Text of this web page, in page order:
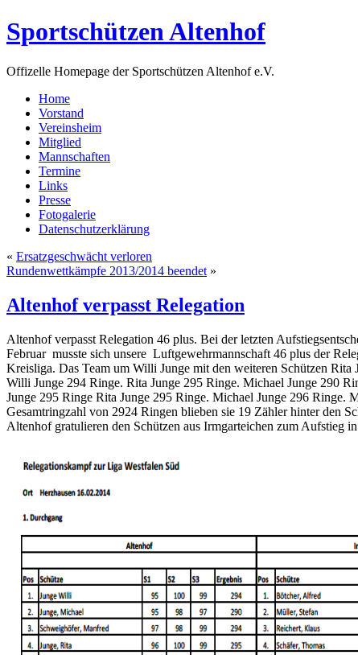
Sportschützen Altenhof
Offizelle Homepage der Sportschützen Altenhof e.V.
Home
Vorstand
Vereinsheim
Mitglied
Mannschaften
Termine
Links
Presse
Fotogalerie
Datenschutzerklärung
« Ersatzgeschwächt verloren
Rundenwettkämpfe 2013/2014 beendet »
Altenhof verpasst Relegation
Altenhof verpasst Relegation 46 plus. Bei der letzten
Februar musste sich unsere Luftgewehrmannschaft 46 plus der
Kreisliga. Das Team um Willi Junge mit den weiteren Schützen
Willi Junge 294 Ringe. Rita Junge 295 Ringe. Michael Junge 290
Junge 295 Ringe Rita Junge 295 Ringe. Michael Junge 296
Gesamtringzahl von 2924 Ringen blieben sie 19 Zähler hinter den
Altenhof gratulieren den Schützen aus Irmgarteichen zum Aufstieg